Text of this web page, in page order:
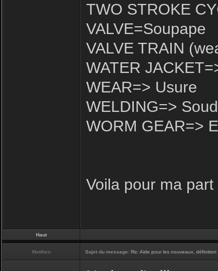
TWO STROKE
VALVE=Soupape
VALVE TRAIN
WATER
WEAR=> Usure
WELDING=>
WORM GEAR=>
Voila pour ma part
Haut
Mattheo Sujet du message: Re: Aide pour les nouveaux,